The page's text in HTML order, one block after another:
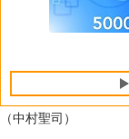
5
（中村聖司）